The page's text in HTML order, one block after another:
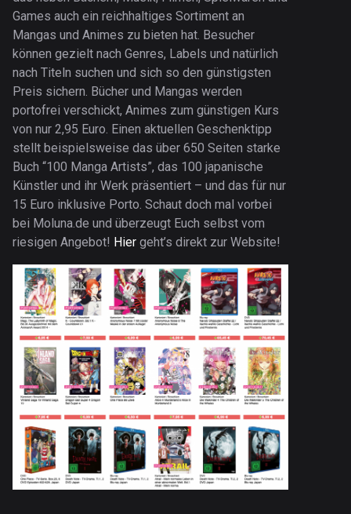
Games auch ein reichhaltiges Sortiment an
Mangas und Animes zu bieten hat. Besucher
können gezielt nach Genres, Labels und natürlich
nach Titeln suchen und sich so den günstigsten
Preis sichern. Bücher und Mangas werden
portofrei verschickt, Animes zum günstigen Kurs
von nur 2,95 Euro. Einen aktuellen Geschenktipp
stellt beispielsweise das über 650 Seiten starke
Buch “100 Manga Artists”, das 100 japanische
Künstler und ihr Werk präsentiert – und das für nur
15 Euro inklusive Porto. Schaut doch mal vorbei
bei Moluna.de und überzeugt Euch selbst vom
riesigen Angebot! Hier geht’s direkt zur Website!